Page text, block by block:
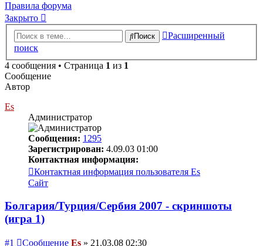
Правила форума
Закрыто
Поиск
Расширенный
поиск
4 сообщения • Страница 1 из 1
Сообщение
Автор
Es
Администратор
Сообщения: 1295
Зарегистрирован: 4.09.03 01:00
Контактная информация:
Контактная информация пользователя Es
Сайт
Болгария/Турция/Сербия 2007 - скриншоты
(игра 1)
#1 Сообщение Es » 21.03.08 02:30